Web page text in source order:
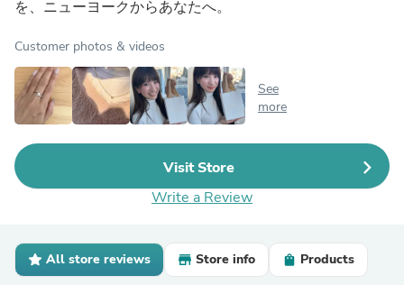
を、ニューヨークからあなたへ。
Customer photos & videos
See
more
Visit Store
Write a Review
All store reviews Store info Products